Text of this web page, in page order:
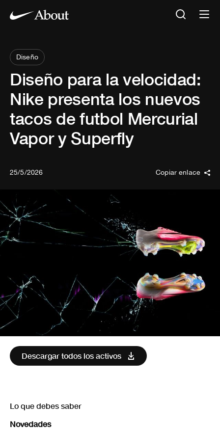
Diseño
Diseño para la velocidad:
Nike presenta los nuevos
tacos de futbol Mercurial
Vapor y Superfly
25/5/2026 Copiar enlace
Descargar todos los activos
Lo que debes saber
Novedades